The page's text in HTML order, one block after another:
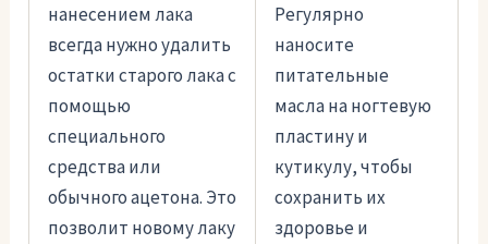
нанесением лака
всегда нужно удалить
остатки старого лака с
помощью
специального
средства или
обычного ацетона. Это
позволит новому лаку
Регулярно
наносите
питательные
масла на ногтевую
пластину и
кутикулу, чтобы
сохранить их
здоровье и